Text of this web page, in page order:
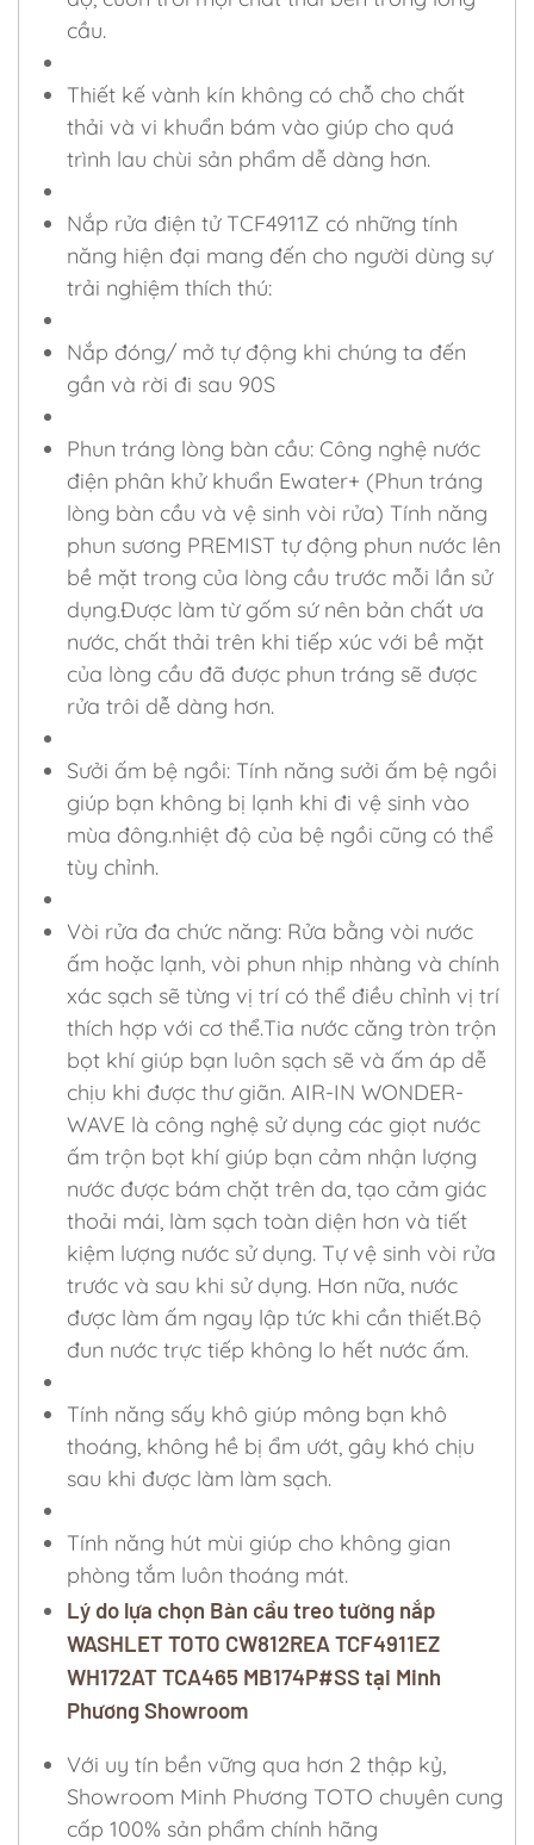
cầu.
Thiết kế vành kín không có chỗ cho chất
thải và vi khuẩn bám vào giúp cho quá
trình lau chùi sản phẩm dễ dàng hơn.
Nắp rửa điện tử TCF4911Z có những tính
năng hiện đại mang đến cho người dùng sự
trải nghiệm thích thú:
Nắp đóng/ mở tự động khi chúng ta đến
gần và rời đi sau 90S
Phun tráng lòng bàn cầu: Công nghệ nước
điện phân khử khuẩn Ewater+ (Phun tráng
lòng bàn cầu và vệ sinh vòi rửa) Tính năng
phun sương PREMIST tự động phun nước lên
bề mặt trong của lòng cầu trước mỗi lần sử
dụng.Được làm từ gốm sứ nên bản chất ưa
nước, chất thải trên khi tiếp xúc với bề mặt
của lòng cầu đã được phun tráng sẽ được
rửa trôi dễ dàng hơn.
Sưởi ấm bệ ngồi: Tính năng sưởi ấm bệ ngồi
giúp bạn không bị lạnh khi đi vệ sinh vào
mùa đông.nhiệt độ của bệ ngồi cũng có thể
tùy chỉnh.
Vòi rửa đa chức năng: Rửa bằng vòi nước
ấm hoặc lạnh, vòi phun nhịp nhàng và chính
xác sạch sẽ từng vị trí có thể điều chỉnh vị trí
thích hợp với cơ thể.Tia nước căng tròn trộn
bọt khí giúp bạn luôn sạch sẽ và ấm áp dễ
chịu khi được thư giãn. AIR-IN WONDER-
WAVE là công nghệ sử dụng các giọt nước
ấm trộn bọt khí giúp bạn cảm nhận lượng
nước được bám chặt trên da, tạo cảm giác
thoải mái, làm sạch toàn diện hơn và tiết
kiệm lượng nước sử dụng. Tự vệ sinh vòi rửa
trước và sau khi sử dụng. Hơn nữa, nước
được làm ấm ngay lập tức khi cần thiết.Bộ
đun nước trực tiếp không lo hết nước ấm.
Tính năng sấy khô giúp mông bạn khô
thoáng, không hề bị ẩm ướt, gây khó chịu
sau khi được làm làm sạch.
Tính năng hút mùi giúp cho không gian
phòng tắm luôn thoáng mát.
Lý do lựa chọn Bàn cầu treo tường nắp
WASHLET TOTO CW812REA TCF4911EZ
WH172AT TCA465 MB174P#SS tại Minh
Phương Showroom
Với uy tín bền vững qua hơn 2 thập kỷ,
Showroom Minh Phương TOTO chuyên cung
cấp 100% sản phẩm chính hãng